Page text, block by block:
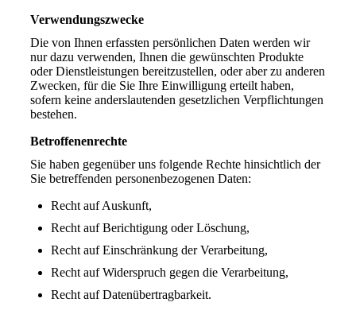
Verwendungszwecke
Die von Ihnen erfassten persönlichen Daten werden wir
nur dazu verwenden, Ihnen die gewünschten Produkte
oder Dienstleistungen bereitzustellen, oder aber zu anderen
Zwecken, für die Sie Ihre Einwilligung erteilt haben,
sofern keine anderslautenden gesetzlichen Verpflichtungen
bestehen.
Betroffenenrechte
Sie haben gegenüber uns folgende Rechte hinsichtlich der
Sie betreffenden personenbezogenen Daten:
Recht auf Auskunft,
Recht auf Berichtigung oder Löschung,
Recht auf Einschränkung der Verarbeitung,
Recht auf Widerspruch gegen die Verarbeitung,
Recht auf Datenübertragbarkeit.